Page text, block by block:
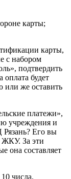
карты;
карты,
с набором
подтвердить
оплата будет
или же оставить
платежи»,
учреждения и
Рязань? Его вы
ЖКУ. За эти
она составляет
числа.